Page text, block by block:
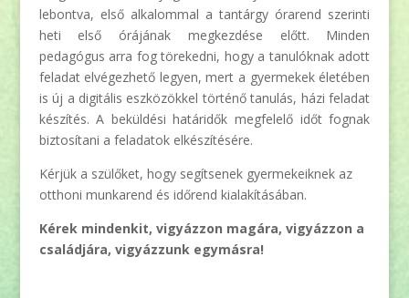
lebontva, első alkalommal a tantárgy órarend szerinti
heti első órájának megkezdése előtt. Minden
pedagógus arra fog törekedni, hogy a tanulóknak adott
feladat elvégezhető legyen, mert a gyermekek életében
is új a digitális eszközökkel történő tanulás, házi feladat
készítés. A beküldési határidők megfelelő időt fognak
biztosítani a feladatok elkészítésére.
Kérjük a szülőket, hogy segítsenek gyermekeiknek az
otthoni munkarend és időrend kialakításában.
Kérek mindenkit, vigyázzon magára, vigyázzon a
családjára, vigyázzunk egymásra!